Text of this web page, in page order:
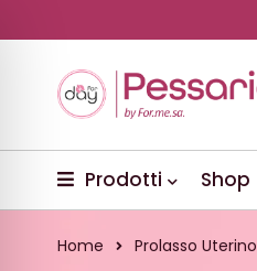
Prodotti Shop
Home Prolasso Uterino